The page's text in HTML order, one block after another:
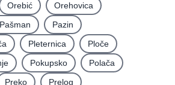
Orebić
Orehovica
Pašman
Pazin
Pleternica
Ploče
Pokupsko
Polača
Preko
Prelog